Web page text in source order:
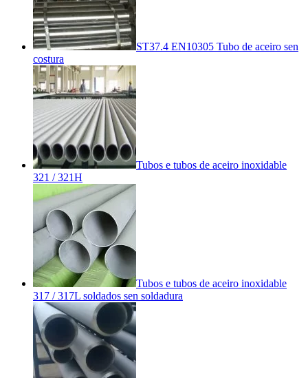
ST37.4 EN10305 Tubo de aceiro sen
costura
Tubos e tubos de aceiro inoxidable
321 / 321H
Tubos e tubos de aceiro inoxidable
317 / 317L soldados sen soldadura